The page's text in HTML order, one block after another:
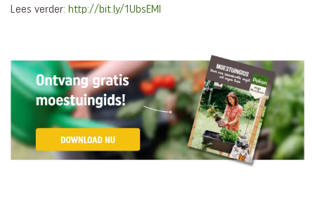
Lees verder: http://bit.ly/1UbsEMl